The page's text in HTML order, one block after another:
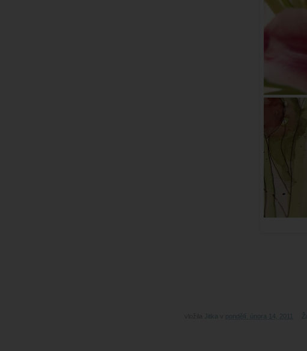
Jitka pondělí, února 14, 2011